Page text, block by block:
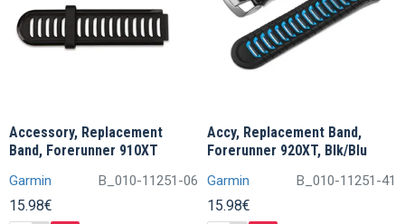
Garmin B_010-11251-06
Accessory, Replacement
Band, Forerunner 910XT
15.98€
Garmin B_010-11251-41
Accy, Replacement Band,
Forerunner 920XT, Blk/Blu
15.98€